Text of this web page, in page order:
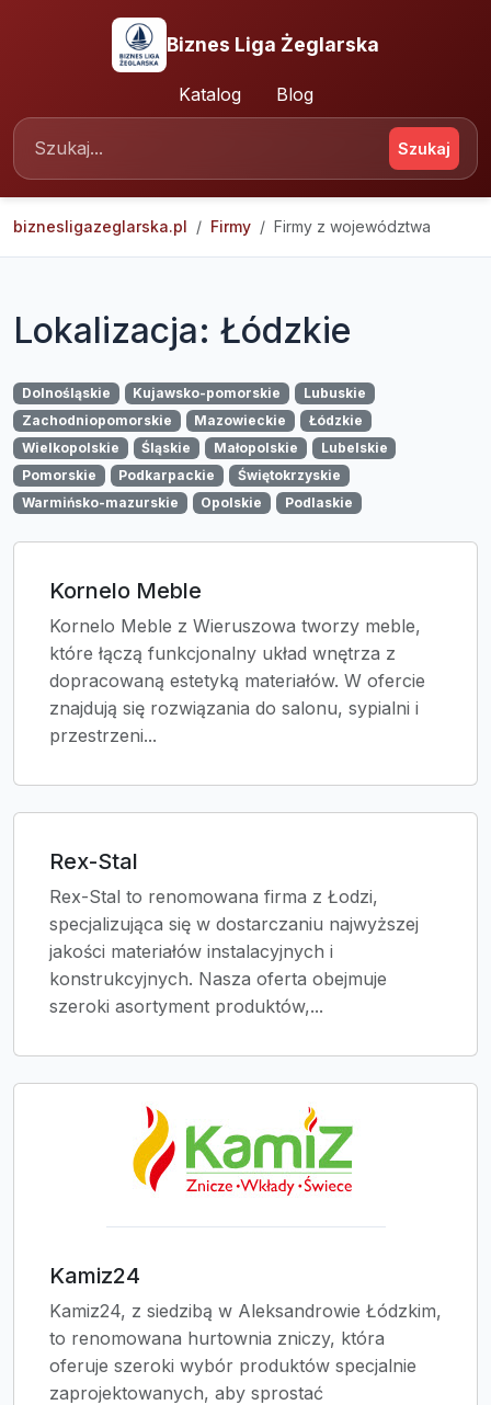
Biznes Liga Żeglarska
Katalog Blog
Szukaj
biznesligazeglarska.pl Firmy Firmy z województwa
Lokalizacja: Łódzkie
Dolnośląskie Kujawsko-pomorskie
Lubuskie
Zachodniopomorskie
Mazowieckie
Łódzkie
Wielkopolskie
Śląskie Małopolskie
Lubelskie
Pomorskie
Podkarpackie
Świętokrzyskie
Warmińsko-mazurskie
Opolskie Podlaskie
Kornelo Meble
Kornelo Meble z Wieruszowa tworzy meble,
które łączą funkcjonalny układ wnętrza z
dopracowaną estetyką materiałów. W ofercie
znajdują się rozwiązania do salonu, sypialni i
przestrzeni...
Rex-Stal
Rex-Stal to renomowana firma z Łodzi,
specjalizująca się w dostarczaniu najwyższej
jakości materiałów instalacyjnych i
konstrukcyjnych. Nasza oferta obejmuje
szeroki asortyment produktów,...
Kamiz24
Kamiz24, z siedzibą w Aleksandrowie Łódzkim,
to renomowana hurtownia zniczy, która
oferuje szeroki wybór produktów specjalnie
zaprojektowanych, aby sprostać